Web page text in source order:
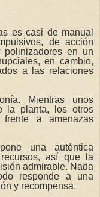
es casi de manual
de acción
en un
en cambio,
a las relaciones
Mientras unos
la planta, los otros
a amenazas
una auténtica
así que la
admirable. Nada
responde a una
y recompensa.